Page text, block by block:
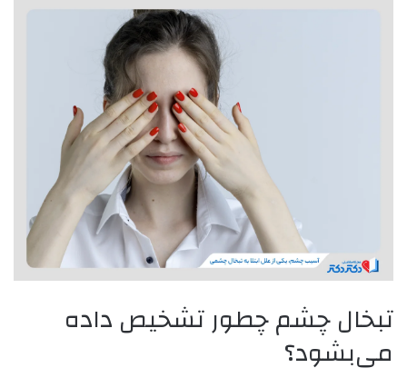
تبخال چشم چطور تشخیص داده
می‌بشود؟